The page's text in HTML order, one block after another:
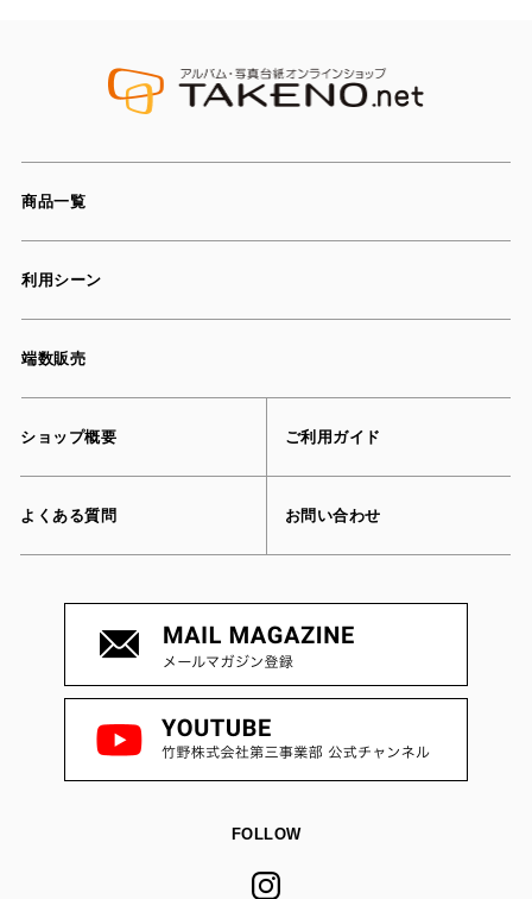
商品一覧
利用シーン
端数販売
ショップ概要 ご利用ガイド
よくある質問 お問い合わせ
FOLLOW